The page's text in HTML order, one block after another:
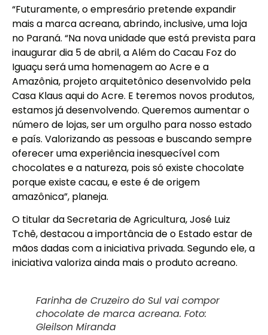
“Futuramente, o empresário pretende expandir
mais a marca acreana, abrindo, inclusive, uma loja
no Paraná. “Na nova unidade que está prevista para
inaugurar dia 5 de abril, a Além do Cacau Foz do
Iguaçu será uma homenagem ao Acre e a
Amazônia, projeto arquitetônico desenvolvido pela
Casa Klaus aqui do Acre. E teremos novos produtos,
estamos já desenvolvendo. Queremos aumentar o
número de lojas, ser um orgulho para nosso estado
e país. Valorizando as pessoas e buscando sempre
oferecer uma experiência inesquecível com
chocolates e a natureza, pois só existe chocolate
porque existe cacau, e este é de origem
amazônica”, planeja.
O titular da Secretaria de Agricultura, José Luiz
Tchê, destacou a importância de o Estado estar de
mãos dadas com a iniciativa privada. Segundo ele, a
iniciativa valoriza ainda mais o produto acreano.
Farinha de Cruzeiro do Sul vai compor
chocolate de marca acreana. Foto:
Gleilson Miranda